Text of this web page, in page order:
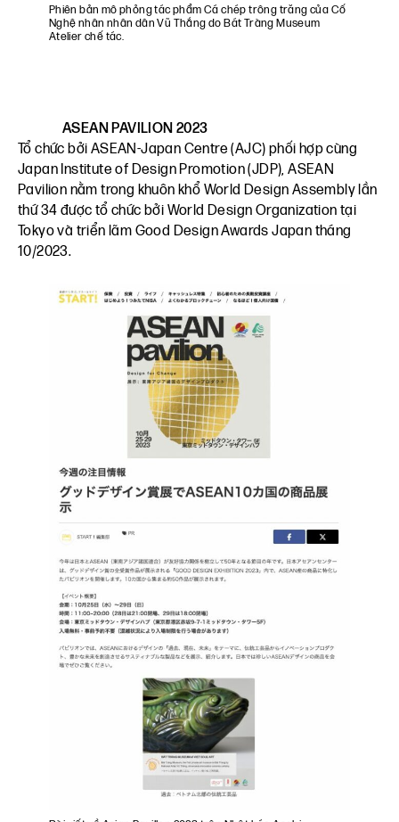
Phiên bản mô phỏng tác phẩm Cá chép trông trăng của Cố
Nghệ nhân nhân dân Vũ Thắng do Bát Tràng Museum
Atelier chế tác.
ASEAN PAVILION 2023
Tổ chức bởi ASEAN‑Japan Centre (AJC) phối hợp cùng
Japan Institute of Design Promotion (JDP), ASEAN
Pavilion nằm trong khuôn khổ World Design Assembly lần
thứ 34 được tổ chức bởi World Design Organization tại
Tokyo và triển lãm Good Design Awards Japan tháng
10/2023.